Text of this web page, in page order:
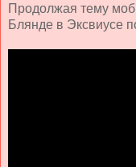
Продолжая тему
Блянде в Эксвиусе